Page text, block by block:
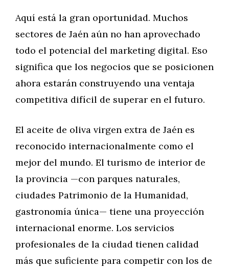
Aquí está la gran oportunidad. Muchos
sectores de Jaén aún no han aprovechado
todo el potencial del marketing digital. Eso
significa que los negocios que se posicionen
ahora estarán construyendo una ventaja
competitiva difícil de superar en el futuro.
El aceite de oliva virgen extra de Jaén es
reconocido internacionalmente como el
mejor del mundo. El turismo de interior de
la provincia —con parques naturales,
ciudades Patrimonio de la Humanidad,
gastronomía única— tiene una proyección
internacional enorme. Los servicios
profesionales de la ciudad tienen calidad
más que suficiente para competir con los de